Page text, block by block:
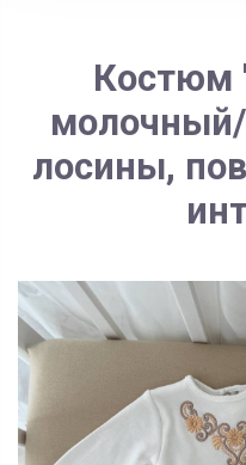
Костюм
лосины,